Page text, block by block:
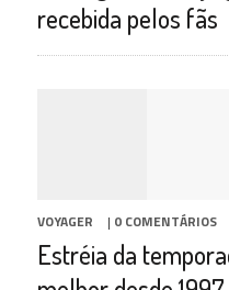
recebida pelos fãs
VOYAGER | 0 COMENTÁRIOS
Estréia da